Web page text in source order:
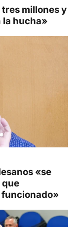
millones y
la hucha»
«se
que
funcionado»